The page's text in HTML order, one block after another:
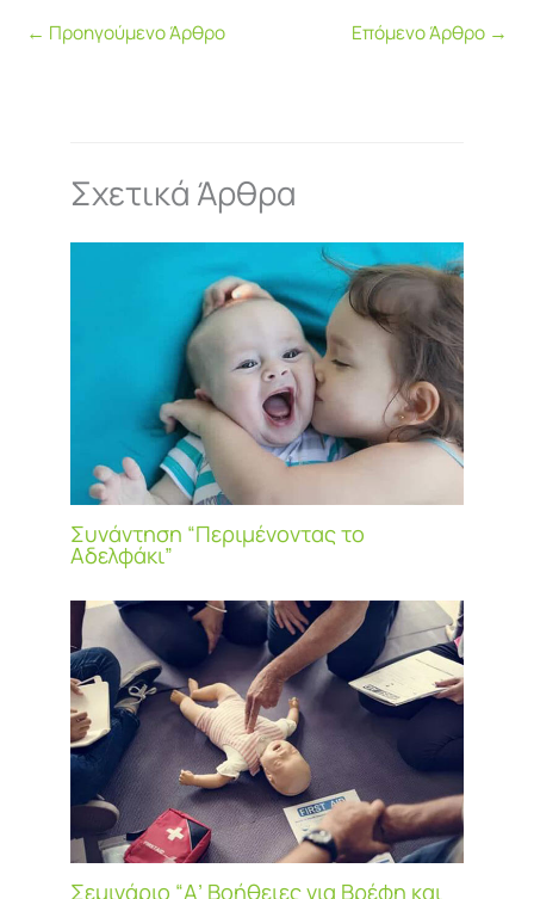
← Προηγούμενο Άρθρο Επόμενο Άρθρο →
Σχετικά Άρθρα
Συνάντηση “Περιμένοντας το
Αδελφάκι”
Σεμινάριο “Α’ Βοήθειες για Βρέφη και